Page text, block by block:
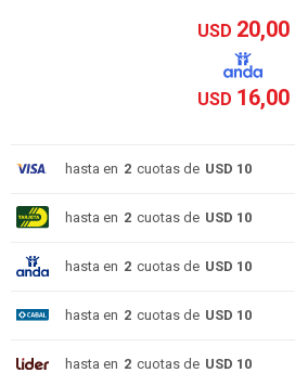
USD 20,00
USD 16,00
hasta en 2 cuotas de USD 10
hasta en 2 cuotas de USD 10
hasta en 2 cuotas de USD 10
hasta en 2 cuotas de USD 10
hasta en 2 cuotas de USD 10